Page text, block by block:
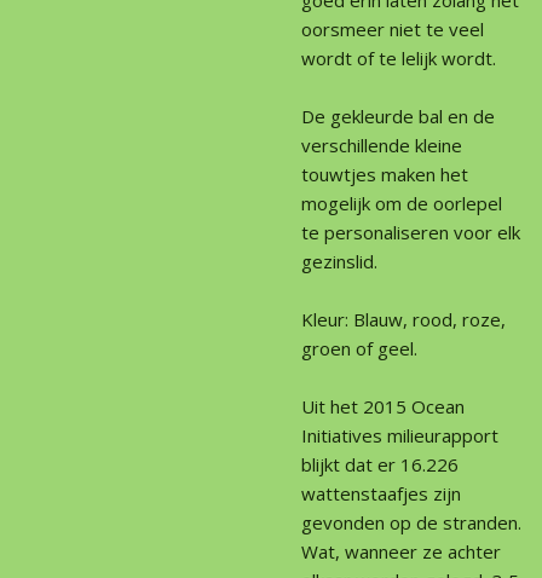
oorsmeer niet te veel
wordt of te lelijk wordt.
De gekleurde bal en de
verschillende kleine
touwtjes maken het
mogelijk om de oorlepel
te personaliseren voor elk
gezinslid.
Kleur: Blauw, rood, roze,
groen of geel.
Uit het 2015 Ocean
Initiatives milieurapport
blijkt dat er 16.226
wattenstaafjes zijn
gevonden op de stranden.
Wat, wanneer ze achter